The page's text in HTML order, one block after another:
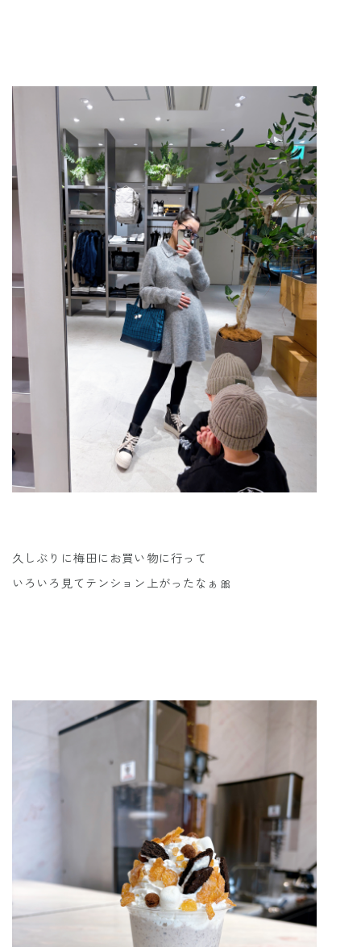
久しぶりに梅田にお買い物に行って
いろいろ見てテンション上がったなぁ🎀